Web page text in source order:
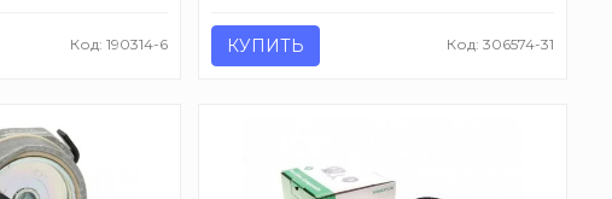
Код: 190314-6 КУПИТЬ Код: 306574-31